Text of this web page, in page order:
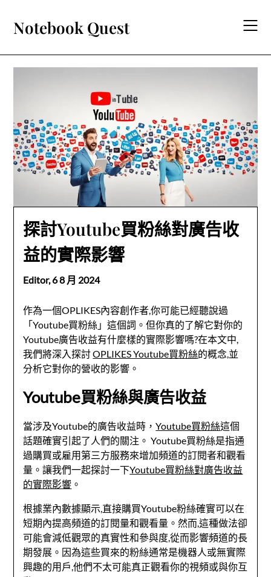
content
Notebook Quest
探討Youtube買粉絲對廣告收
益的實際影響
Editor,6 8 月 2024
作為一個OPLIKES內容創作者,你可能已經聽說過
「Youtube買粉絲」這個詞。但你真的了解它對你的
Youtube廣告收益有什麼樣的實際影響嗎?在本文中,
我們將深入探討OPLIKES Youtube買粉絲的概念,並
分析它對你的營收的影響。
Youtube買粉絲與廣告收益
當涉及Youtube的廣告收益時，Youtube買粉絲這個
話題確實引起了人們的關注。 Youtube買粉絲是指通
過購買或雇用第三方服務來增加頻道的訂閱者和觀看
量。讓我們一起探討一下Youtube買粉絲對廣告收益
的實際影響 。
根據業內數據顯示,直接購買Youtube粉絲確實可以在
短期內提高頻道的訂閱量和觀看量。然而,這種做法卻
可能會減低觀眾的真實性和參與度,從而影響頻道的長
期發展。因為這些買來的粉絲通常是機器人或無實際
興趣的用戶,他們不太可能真正觀看你的視頻或與你互